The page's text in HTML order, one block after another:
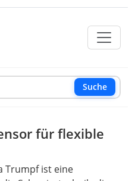
Suche
für flexible
Trumpf ist eine